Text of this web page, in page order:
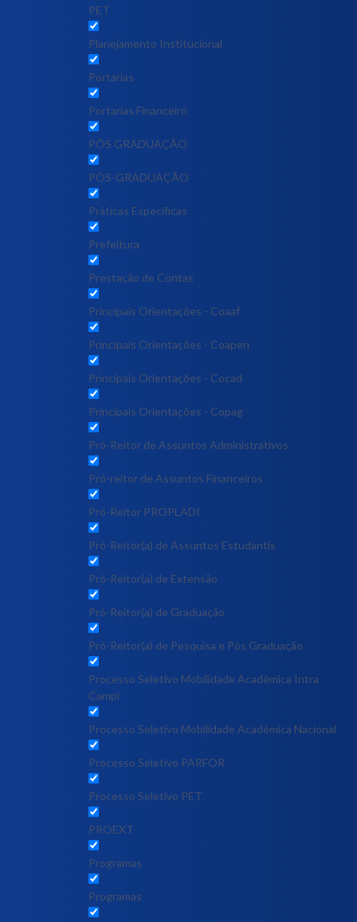
PET
Planejamento Institucional
Portarias
Portarias Financeiro
PÓS GRADUAÇÃO
PÓS-GRADUAÇÃO
Práticas Específicas
Prefeitura
Prestação de Contas
Principais Orientações - Coaaf
Principais Orientações - Coapen
Principais Orientações - Cocad
Principais Orientações - Copag
Pró-Reitor de Assuntos Administrativos
Pró-reitor de Assuntos Financeiros
Pró-Reitor PROPLADI
Pró-Reitor(a) de Assuntos Estudantis
Pró-Reitor(a) de Extensão
Pró-Reitor(a) de Graduação
Pró-Reitor(a) de Pesquisa e Pós Graduação
Processo Seletivo Mobilidade Acadêmica Intra
Campi
Processo Seletivo Mobilidade Acadêmica Nacional
Processo Seletivo PARFOR
Processo Seletivo PET
PROEXT
Programas
Programas